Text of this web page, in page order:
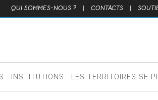
QUI SOMMES-NOUS ? | CONTACTS |
INSTITUTIONS LES TERRITOIRES SE